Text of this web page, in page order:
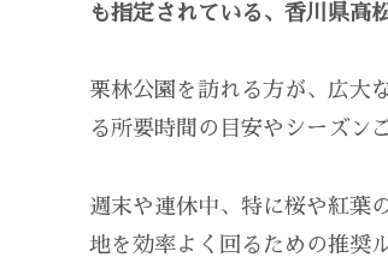
も指定されている、香川県高
栗林公園を訪れる方が、広大
る所要時間の目安やシーズン
週末や連休中、特に桜や紅葉
地を効率よく回るための推奨